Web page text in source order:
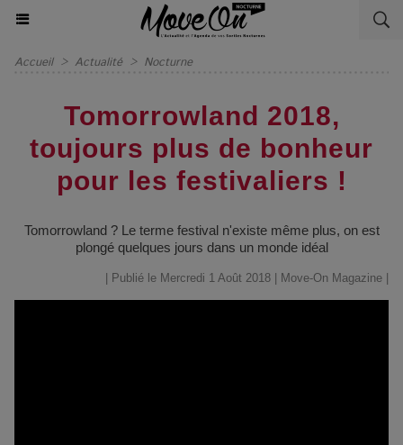
Accueil > Actualité > Nocturne
Tomorrowland 2018,
toujours plus de bonheur
pour les festivaliers !
Tomorrowland ? Le terme festival n'existe même plus, on est
plongé quelques jours dans un monde idéal
| Publié le Mercredi 1 Août 2018 | Move-On Magazine